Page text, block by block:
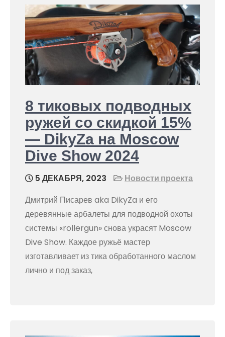
8 тиковых подводных
ружей со скидкой 15%
— DikyZa на Moscow
Dive Show 2024
5 ДЕКАБРЯ, 2023
Новости проекта
Дмитрий Писарев aka DikyZa и его
деревянные арбалеты для подводной охоты
системы «rollergun» снова украсят Moscow
Dive Show. Каждое ружьё мастер
изготавливает из тика обработанного маслом
лично и под заказ,